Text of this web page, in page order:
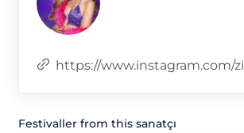
Web
https://www.instagram.com/
Festivaller from this sanatçı